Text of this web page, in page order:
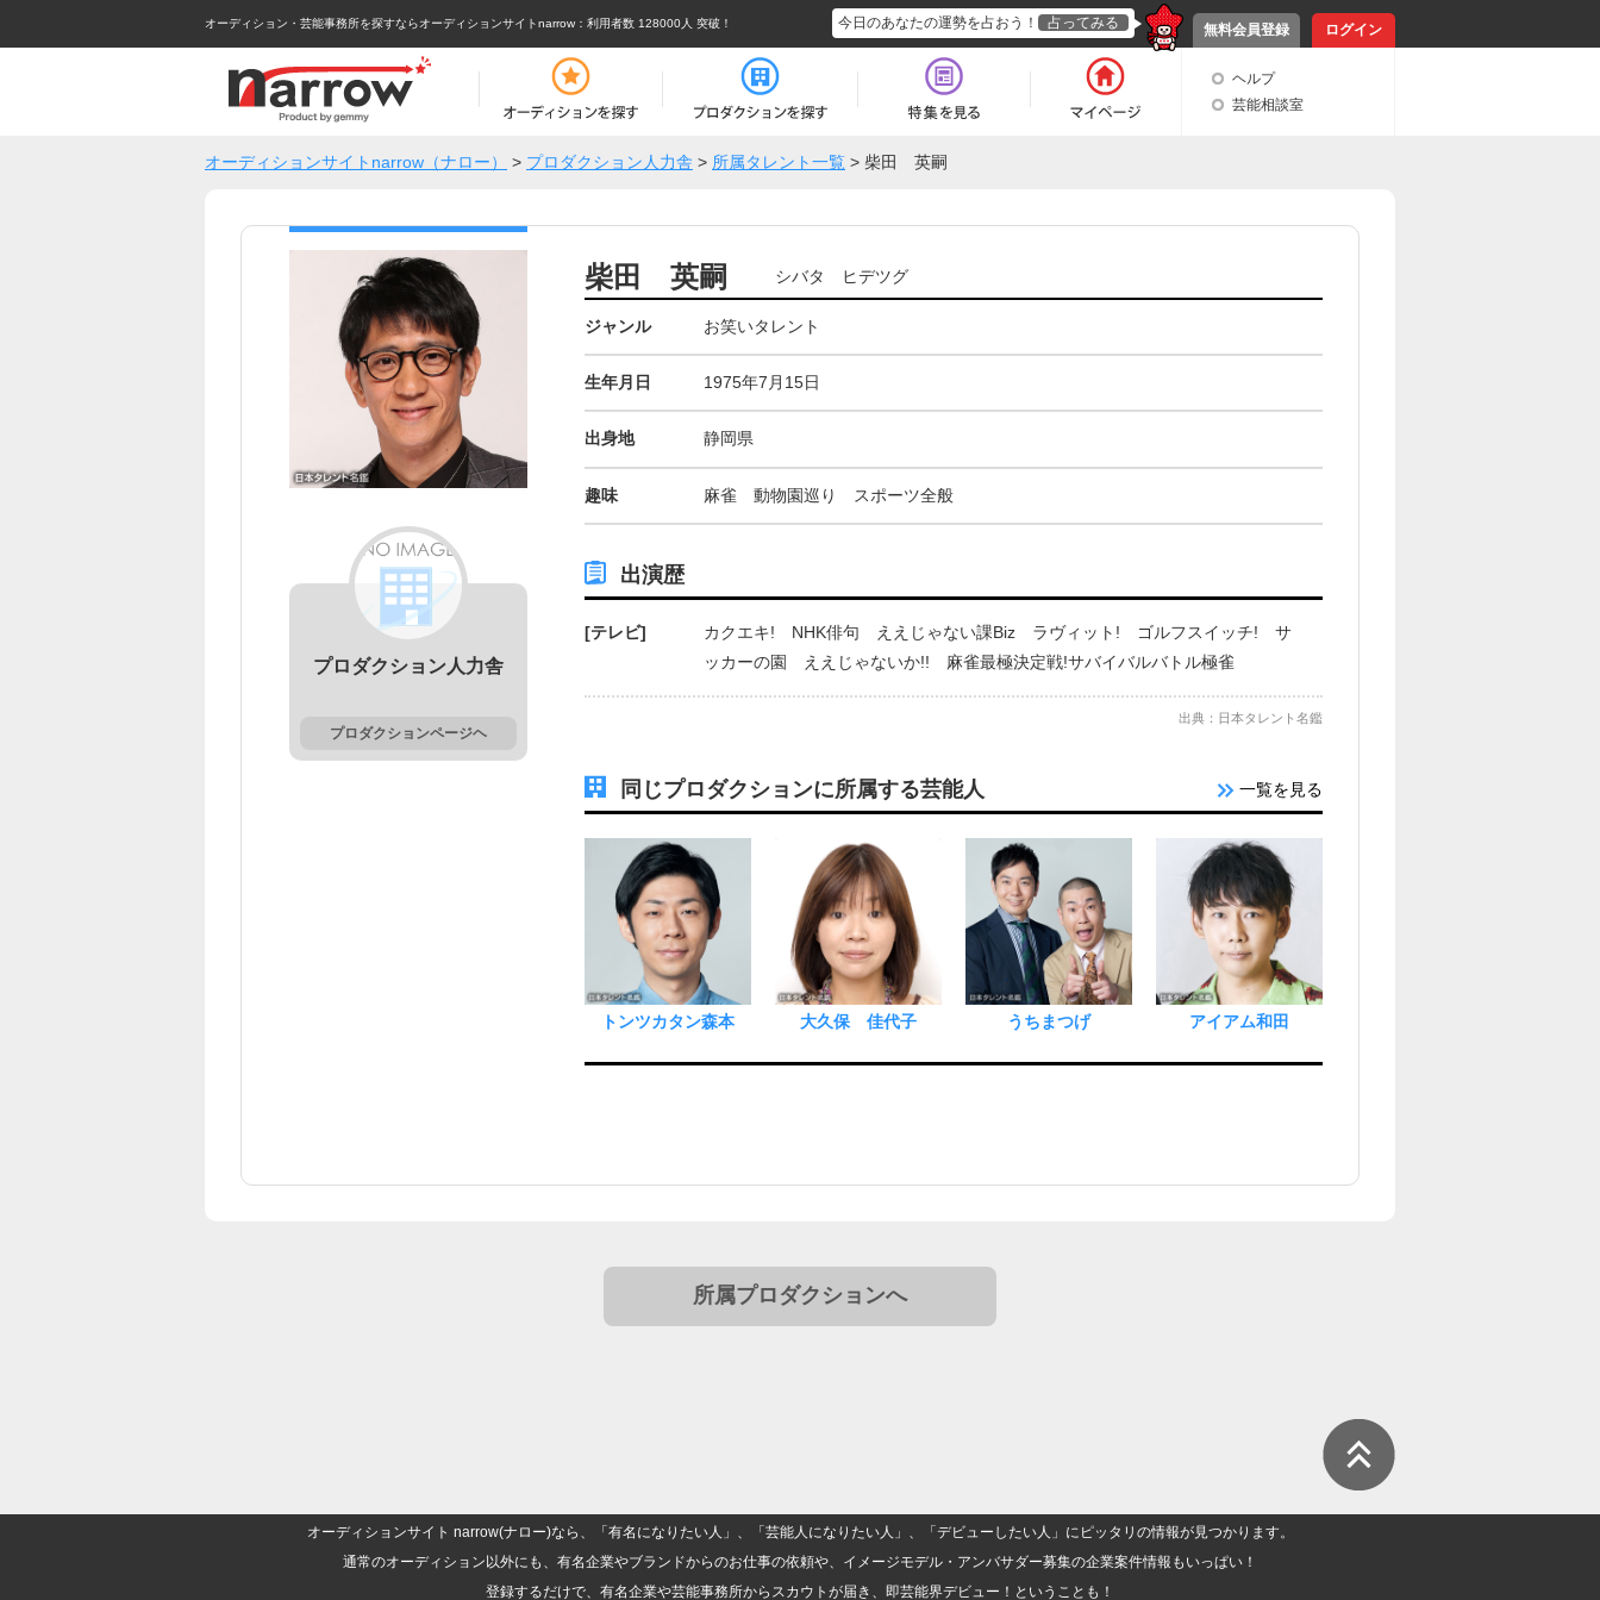
オーディション・芸能事務所を探すならオーディションサイトnarrow ：利用者数 128000人 突破！ 無料会員登録 ログイン
今日のあなたの運勢を占おう！ 占ってみる
ヘルプ
芸能相談室
オーディションサイトnarrow（ナロー） > プロダクション人力舎 > 所属タレント一覧 > 柴田 英嗣
プロダクション人力舎
プロダクションページヘ
柴田 英嗣 シバタ ヒデツグ
ジャンル お笑いタレント
生年月日 1975年7月15日
出身地 静岡県
趣味 麻雀 動物園巡り スポーツ全般
出演歴
[テレビ]
カクエキ! NHK俳句 ええじゃない課Biz ラヴィット! ゴルフスイッチ! サ
ッカーの園 ええじゃないか!! 麻雀最極決定戦!サバイバルバトル極雀
出典：日本タレント名鑑
同じプロダクションに所属する芸能人 一覧を見る
トンツカタン森本 大久保 佳代子 うちまつげ アイアム和田
所属プロダクションへ
オーディションサイト narrow(ナロー)なら、「有名になりたい人」、「芸能人になりたい人」、「デビューしたい人」にピッタリの情報が見つかります。
通常のオーディション以外にも、有名企業やブランドからのお仕事の依頼や、イメージモデル・アンバサダー募集の企業案件情報もいっぱい！
登録するだけで、有名企業や芸能事務所からスカウトが届き、即芸能界デビュー！ということも！